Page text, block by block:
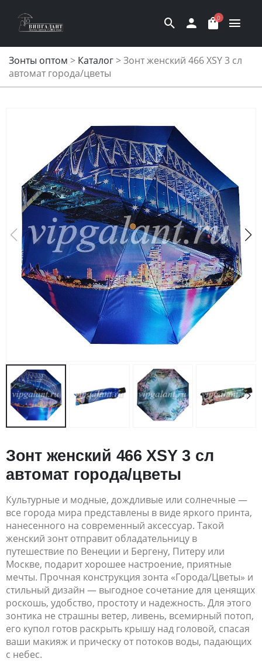
0
Зонты оптом > Каталог>Зонт женский 466 XSY 3 сл
автомат города/цветы
Зонт женский 466 XSY 3 сл
автомат города/цветы
Культурные и модные, дождливые или солнечные —
все города мира представлены в виде яркого принта,
нанесенного на современный аксессуар. Такой
женский зонт отправит обладательницу в
путешествие по Венеции и Бергену, Питеру или
Москве, подарит хорошее настроение, приятные
мечты. Прочная конструкция зонта «Города/Цветы» и
стильный дизайн — выгодное сочетание для ценящих
роскошь, удобство, простоту и надежность. Для этого
зонтика не страшны ветер, ливень, всемирный потоп,
его купол готов раскрыть крышу над головой, спасая
ваши макияж и прическу от потоков воды, падающих
с небес.